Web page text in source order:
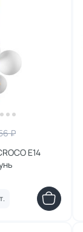
₽
E14